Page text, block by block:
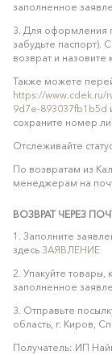
заполненное
3. Для оформления
забудьте паспорт).
возврат и назовите
Также можете
https://www.cdek.ru/
9d7e-893037fb1b5d
сохраните номер
Отслеживайте
По возвратам из
менеджерам на
ВОЗВРАТ ЧЕРЕЗ
1. Заполните
здесь ЗАЯВЛЕНИЕ
2. Упакуйте
заполненное
3. Отправьте
область, г. Киров,
Получатель: ИП